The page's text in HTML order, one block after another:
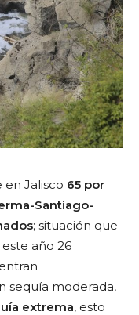
Jalisco 65 por
Santiago-
; situación que
año 26
sequía moderada,
extrema, esto